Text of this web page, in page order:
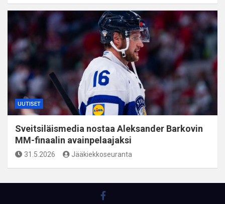
UUTISET
Sveitsiläismedia nostaa Aleksander Barkovin
MM-finaalin avainpelaajaksi
31.5.2026 Jääkiekkoseuranta